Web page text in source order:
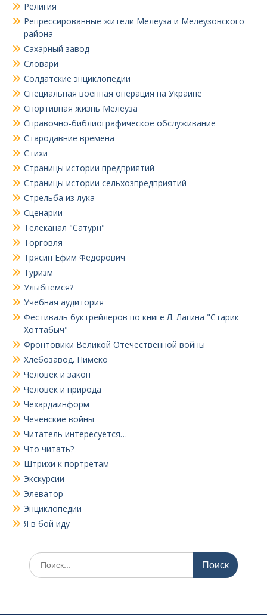
Религия
Репрессированные жители Мелеуза и Мелеузовского
района
Сахарный завод
Словари
Солдатские энциклопедии
Специальная военная операция на Украине
Спортивная жизнь Мелеуза
Справочно-библиографическое обслуживание
Стародавние времена
Стихи
Страницы истории предприятий
Страницы истории сельхозпредприятий
Стрельба из лука
Сценарии
Телеканал "Сатурн"
Торговля
Трясин Ефим Федорович
Туризм
Улыбнемся?
Учебная аудитория
Фестиваль буктрейлеров по книге Л. Лагина "Старик
Хоттабыч"
Фронтовики Великой Отечественной войны
Хлебозавод. Пимеко
Человек и закон
Человек и природа
Чехардаинформ
Чеченские войны
Читатель интересуется…
Что читать?
Штрихи к портретам
Экскурсии
Элеватор
Энциклопедии
Я в бой иду
Поиск
по: